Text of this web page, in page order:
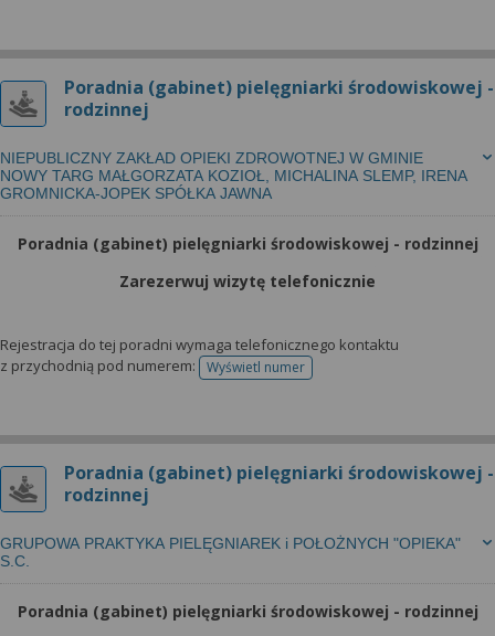
Poradnia (gabinet) pielęgniarki środowiskowej -
rodzinnej
NIEPUBLICZNY ZAKŁAD OPIEKI ZDROWOTNEJ W GMINIE
NOWY TARG MAŁGORZATA KOZIOŁ, MICHALINA SLEMP, IRENA
GROMNICKA-JOPEK SPÓŁKA JAWNA
Poradnia (gabinet) pielęgniarki środowiskowej - rodzinnej
Zarezerwuj wizytę telefonicznie
Rejestracja do tej poradni wymaga telefonicznego kontaktu
z przychodnią pod numerem:
Wyświetl numertelefonu do rejestracji
Poradnia (gabinet) pielęgniarki środowiskowej -
rodzinnej
GRUPOWA PRAKTYKA PIELĘGNIAREK i POŁOŻNYCH "OPIEKA"
S.C.
Poradnia (gabinet) pielęgniarki środowiskowej - rodzinnej